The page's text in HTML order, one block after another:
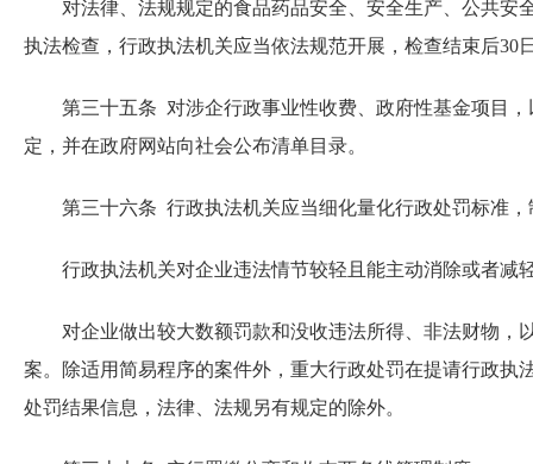
对法律、法规规定的食品药品安全、安全生产、公共安
执法检查，行政执法机关应当依法规范开展，检查结束后30
第三十五条 对涉企行政事业性收费、政府性基金项目，
定，并在政府网站向社会公布清单目录。
第三十六条 行政执法机关应当细化量化行政处罚标准，
行政执法机关对企业违法情节较轻且能主动消除或者减
对企业做出较大数额罚款和没收违法所得、非法财物，
案。除适用简易程序的案件外，重大行政处罚在提请行政
处罚结果信息，法律、法规另有规定的除外。